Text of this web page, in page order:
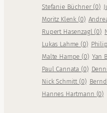
Stefanie Büchner(0)
Moritz Klenk(0)
Rupert Hasenzagl(0)
Lukas Lahme(0)
Malte Hampe(0) Yan
Paul Cannata(0)
Nick Schmitt(0)
Hannes Hartmann (0)